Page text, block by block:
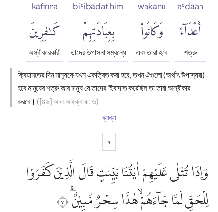
aʿdāan
أَعْدَآءً
শত্রু
wakānū
وَكَانُوا۟
এবং তারা হবে
biʿibādatihim
بِعِبَادَتِهِمْ
তাদের উপাসনা সম্বন্ধে
kāfirīna
كَٰفِرِينَ
অস্বীকারকারী
ক্বিয়ামতের দিন মানুষকে যখন একত্রিত করা হবে, তখন ঐগুলো (অর্থাৎ উপাস্যরা)
হবে মানুষের শত্রু আর মানুষ যে তাদের ‘ইবাদাত করেছিল তা তারা অস্বীকার
করবে। ([৪৬] আল আহক্বাফ: ৬)
ব্যাখ্যা
৭
وَاِذَا تُتْلٰى عَلَيْهِمْ اٰيٰتُنَا بَيِّنٰتٍ قَالَ الَّذِيْنَ كَفَرُوْا
لِلْحَقِّ لَمَّا جَاۤءَهُمْۙ هٰذَا سِحْرٌ مُّبِيْنٌۗ ٧